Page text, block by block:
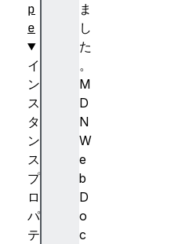
ま
し
た
。
M
D
N
W
e
b
D
o
c
p
e
イ
ン
ス
タ
ン
ス
プ
ロ
パ
テ